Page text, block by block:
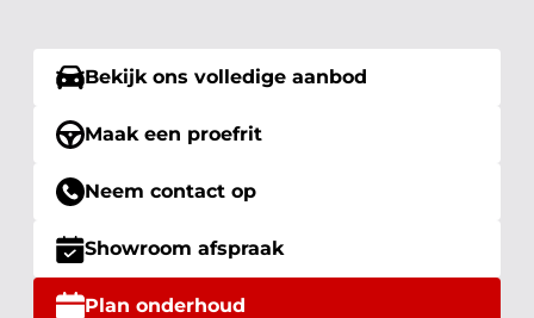
Bekijk ons volledige aanbod
Maak een proefrit
Neem contact op
Showroom afspraak
Plan onderhoud